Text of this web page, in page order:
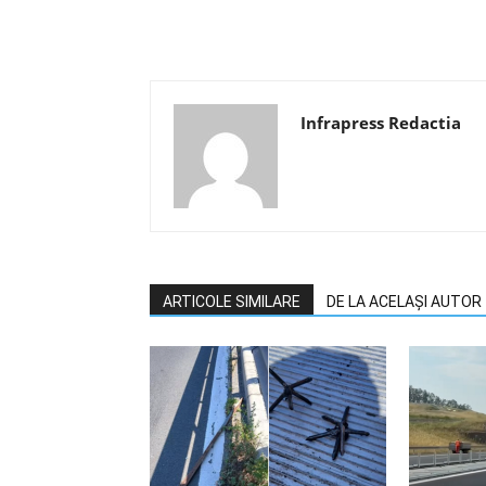
Infrapress Redactia
ARTICOLE SIMILARE DE LA ACELAȘI AUTOR